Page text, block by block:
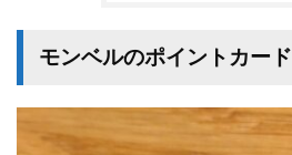
モンベルのポイントカード